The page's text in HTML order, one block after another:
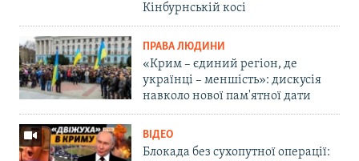
Кінбурнській косі
ПРАВА ЛЮДИНИ
«Крим – єдиний регіон, де
українці – меншість»: дискусія
навколо нової пам'ятної дати
ВІДЕО
Блокада без сухопутної операції: